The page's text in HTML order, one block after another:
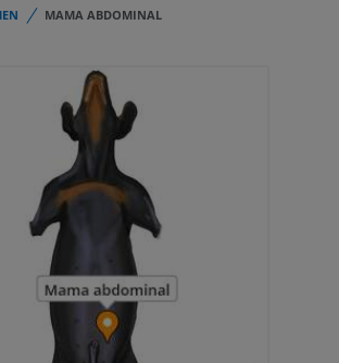
MAMA ABDOMINAL